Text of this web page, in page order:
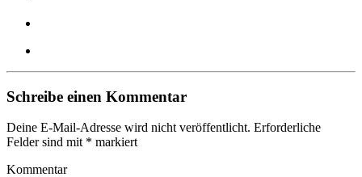
Schreibe einen Kommentar
Deine E-Mail-Adresse wird nicht veröffentlicht. Erforderliche
Felder sind mit * markiert
Kommentar